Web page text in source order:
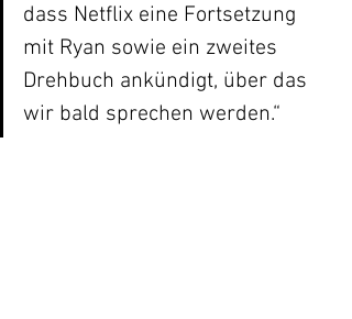
dass Netflix eine Fortsetzung
mit Ryan sowie ein zweites
Drehbuch ankündigt, über das
wir bald sprechen werden.“